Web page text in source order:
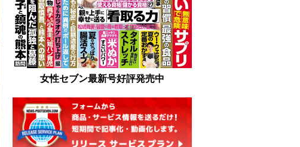
女性セブン最新号好評発売中